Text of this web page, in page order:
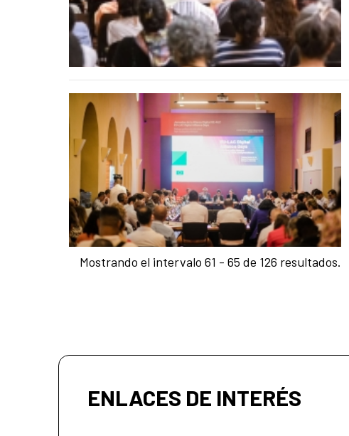
Mostrando el intervalo 61 - 65 de 126 resultados.
ENLACES DE INTERÉS